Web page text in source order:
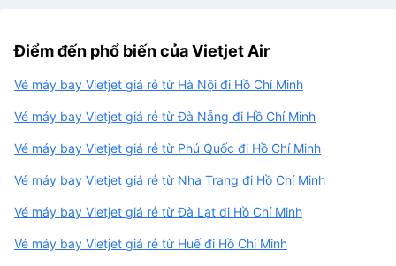
Điểm đến phổ biến của Vietjet Air
Vé máy bay Vietjet giá rẻ từ Hà Nội đi Hồ Chí Minh
Vé máy bay Vietjet giá rẻ từ Đà Nẵng đi Hồ Chí Minh
Vé máy bay Vietjet giá rẻ từ Phú Quốc đi Hồ Chí Minh
Vé máy bay Vietjet giá rẻ từ Nha Trang đi Hồ Chí Minh
Vé máy bay Vietjet giá rẻ từ Đà Lạt đi Hồ Chí Minh
Vé máy bay Vietjet giá rẻ từ Huế đi Hồ Chí Minh